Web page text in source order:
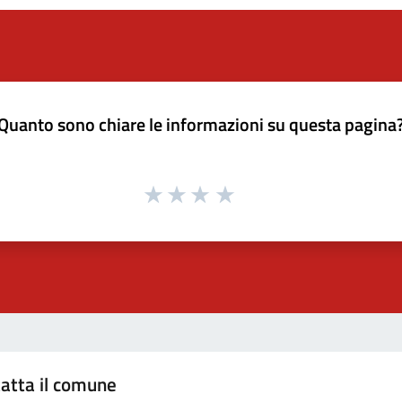
sono chiare le informazioni su questa
il comune